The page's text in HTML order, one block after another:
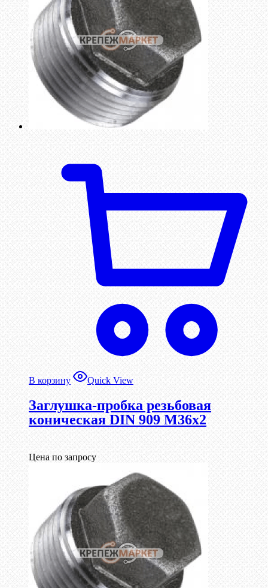
В корзину Quick View
Заглушка-пробка резьбовая
коническая DIN 909 М36х2
Цена по запросу